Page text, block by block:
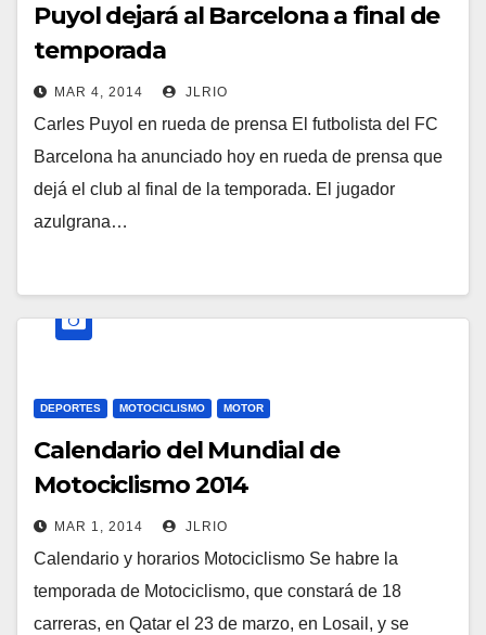
Puyol dejará al Barcelona a final de
temporada
MAR 4, 2014 JLRIO
Carles Puyol en rueda de prensa El futbolista del FC
Barcelona ha anunciado hoy en rueda de prensa que
dejá el club al final de la temporada. El jugador
azulgrana…
DEPORTES MOTOCICLISMO MOTOR
Calendario del Mundial de
Motociclismo 2014
MAR 1, 2014 JLRIO
Calendario y horarios Motociclismo Se habre la
temporada de Motociclismo, que constará de 18
carreras, en Qatar el 23 de marzo, en Losail, y se